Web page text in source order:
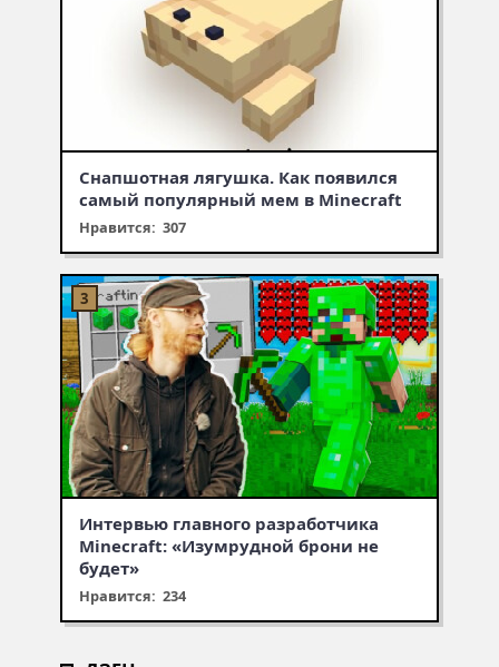
Снапшотная лягушка. Как появился
самый популярный мем в Minecraft
Нравится: 307
Интервью главного разработчика
Minecraft: «Изумрудной брони не
будет»
Нравится: 234